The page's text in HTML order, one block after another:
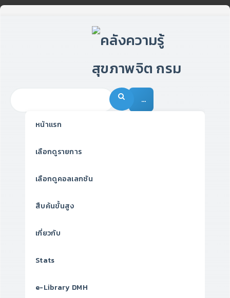
…
หน้าแรก
เลือกดูรายการ
เลือกดูคอลเลกชัน
สืบค้นขั้นสูง
เกี่ยวกับ
Stats
e-Library DMH